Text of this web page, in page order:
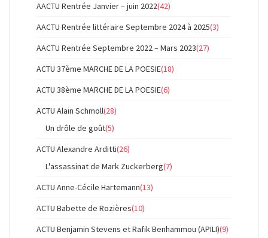
AACTU Rentrée Janvier – juin 2022(42)
AACTU Rentrée littéraire Septembre 2024 à 2025(3)
AACTU Rentrée Septembre 2022 – Mars 2023(27)
ACTU 37ème MARCHE DE LA POESIE(18)
ACTU 38ème MARCHE DE LA POESIE(6)
ACTU Alain Schmoll(28)
Un drôle de goût(5)
ACTU Alexandre Arditti(26)
L'assassinat de Mark Zuckerberg(7)
ACTU Anne-Cécile Hartemann(13)
ACTU Babette de Rozières(10)
ACTU Benjamin Stevens et Rafik Benhammou (APILI)(9)